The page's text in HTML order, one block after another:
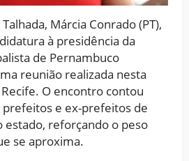
Márcia Conrado (PT),
à presidência da
de Pernambuco
reunião realizada nesta
O encontro contou
prefeitos e ex-prefeitos de
estado, reforçando o peso
se aproxima.